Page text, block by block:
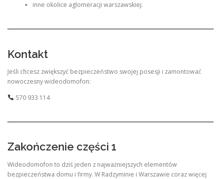
inne okolice aglomeracji warszawskiej.
Kontakt
Jeśli chcesz zwiększyć bezpieczeństwo swojej posesji i zamontować
nowoczesny wideodomofon:
570 933 114
Zakończenie części 1
Wideodomofon to dziś jeden z najważniejszych elementów
bezpieczeństwa domu i firmy. W Radzyminie i Warszawie coraz więcej